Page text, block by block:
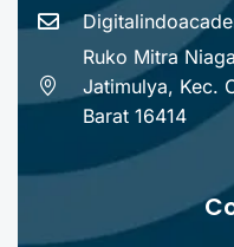
Ruko Mitra
Jatimulya, Kec.
Barat 16414